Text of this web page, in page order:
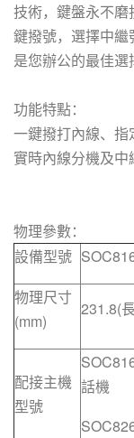
技術，鍵盤永不
鍵撥號，選擇中繼
是您辦公的最佳選
功能特點：
一鍵撥打內線、指
實時內線分機及中
物理參數：
設備型號
物理尺寸
(mm)
231.8(
配接主機
型號
話機